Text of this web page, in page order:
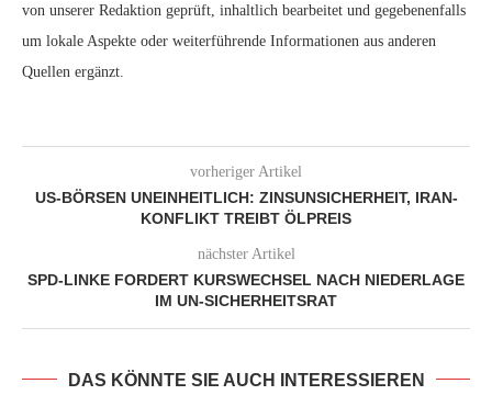
von unserer Redaktion geprüft, inhaltlich bearbeitet und gegebenenfalls
um lokale Aspekte oder weiterführende Informationen aus anderen
Quellen ergänzt.
vorheriger Artikel
US-BÖRSEN UNEINHEITLICH: ZINSUNSICHERHEIT, IRAN-
KONFLIKT TREIBT ÖLPREIS
nächster Artikel
SPD-LINKE FORDERT KURSWECHSEL NACH NIEDERLAGE
IM UN-SICHERHEITSRAT
DAS KÖNNTE SIE AUCH INTERESSIEREN